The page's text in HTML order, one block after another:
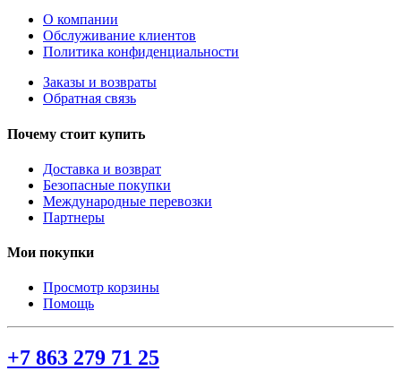
О компании
Обслуживание клиентов
Политика конфиденциальности
Заказы и возвраты
Обратная связь
Почему стоит купить
Доставка и возврат
Безопасные покупки
Международные перевозки
Партнеры
Мои покупки
Просмотр корзины
Помощь
+7 863 279 71 25